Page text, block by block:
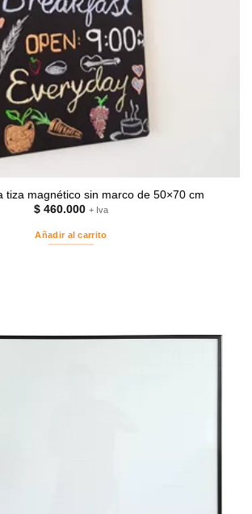
tiza magnético sin marco de 50×70 cm
$ 460.000 + Iva
Añadir al carrito